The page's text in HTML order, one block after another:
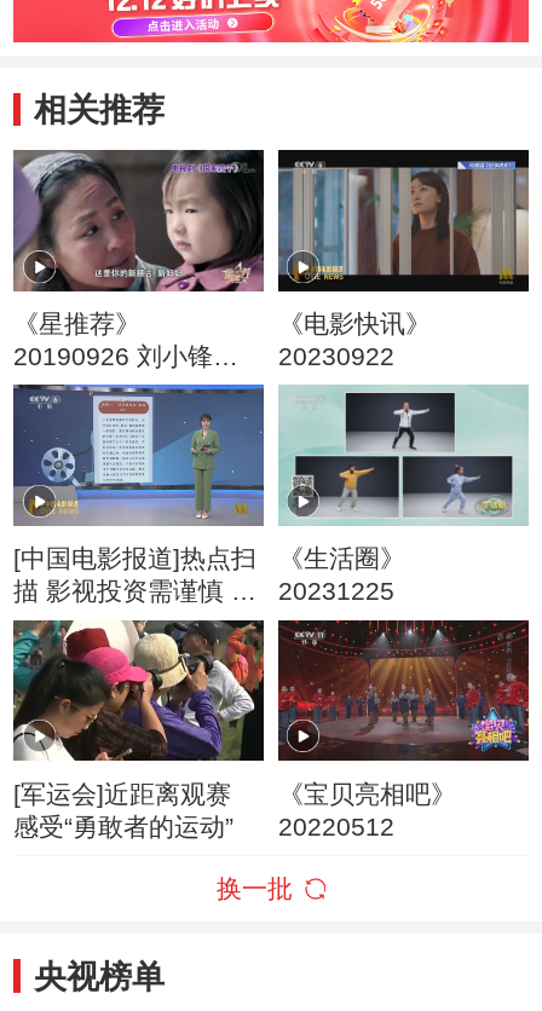
相关推荐
《星推荐》
20190926 刘小锋推
荐《国家孩子》
《电影快讯》
20230922
[中国电影报道]热点扫
描 影视投资需谨慎 北
京市海淀区人民法院
以案说法
《生活圈》
20231225
[军运会]近距离观赛
感受“勇敢者的运动”
《宝贝亮相吧》
20220512
换一批
央视榜单